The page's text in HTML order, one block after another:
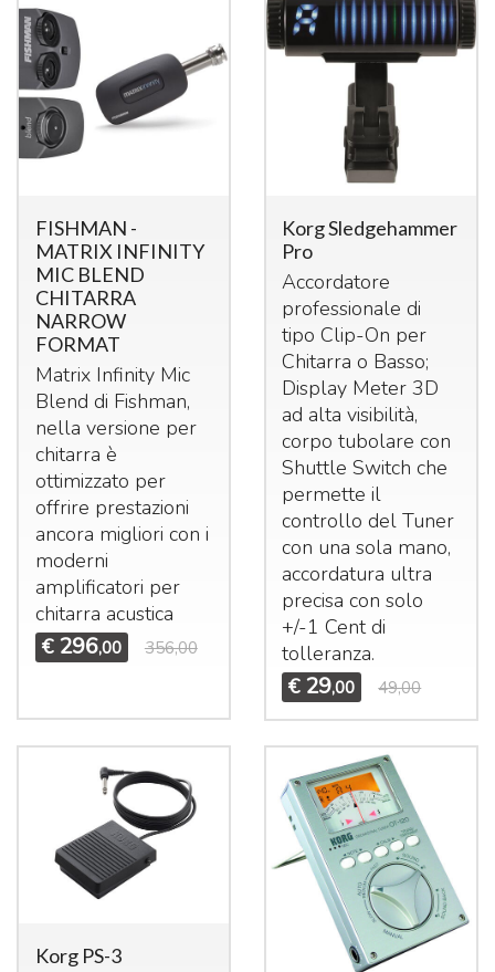
FISHMAN -
MATRIX INFINITY
MIC BLEND
CHITARRA
NARROW
FORMAT
Matrix Infinity Mic
Blend di Fishman,
nella versione per
chitarra è
ottimizzato per
offrire prestazioni
ancora migliori con i
moderni
amplificatori per
chitarra acustica
€ 296,00 356,00
Korg Sledgehammer
Pro
Accordatore
professionale di
tipo Clip-On per
Chitarra o Basso;
Display Meter 3D
ad alta visibilità,
corpo tubolare con
Shuttle Switch che
permette il
controllo del Tuner
con una sola mano,
accordatura ultra
precisa con solo
+/-1 Cent di
tolleranza.
€ 29,00 49,00
Korg PS-3